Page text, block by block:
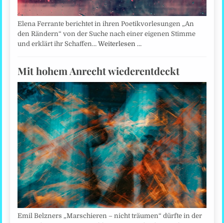
Elena Ferrante berichtet in ihren Poetikvorlesungen „An
den Rändern“ von der Suche nach einer eigenen Stimme
und erklärt ihr Schaffen…Weiterlesen …
Mit hohem Anrecht wiederentdeckt
Emil Belzners „Marschieren – nicht träumen“ dürfte in der